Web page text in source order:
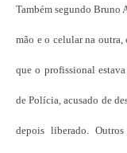
Também segundo Bruno
mão e o celular na
que o profissional
de Polícia, acusado de
depois liberado.